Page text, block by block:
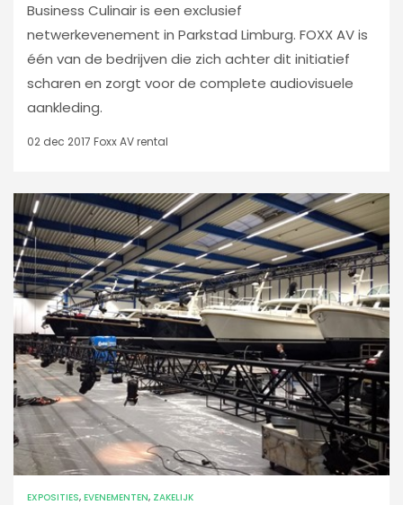
Business Culinair is een exclusief
netwerkevenement in Parkstad Limburg. FOXX AV is
één van de bedrijven die zich achter dit initiatief
scharen en zorgt voor de complete audiovisuele
aankleding.
02 dec 2017 Foxx AV rental
EXPOSITIES, EVENEMENTEN, ZAKELIJK